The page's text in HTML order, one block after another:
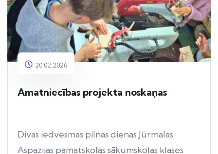
20.02.2026
Amatniecības projekta noskaņas
Divas iedvesmas pilnas dienas Jūrmalas
Aspazijas pamatskolas sākumskolas klases